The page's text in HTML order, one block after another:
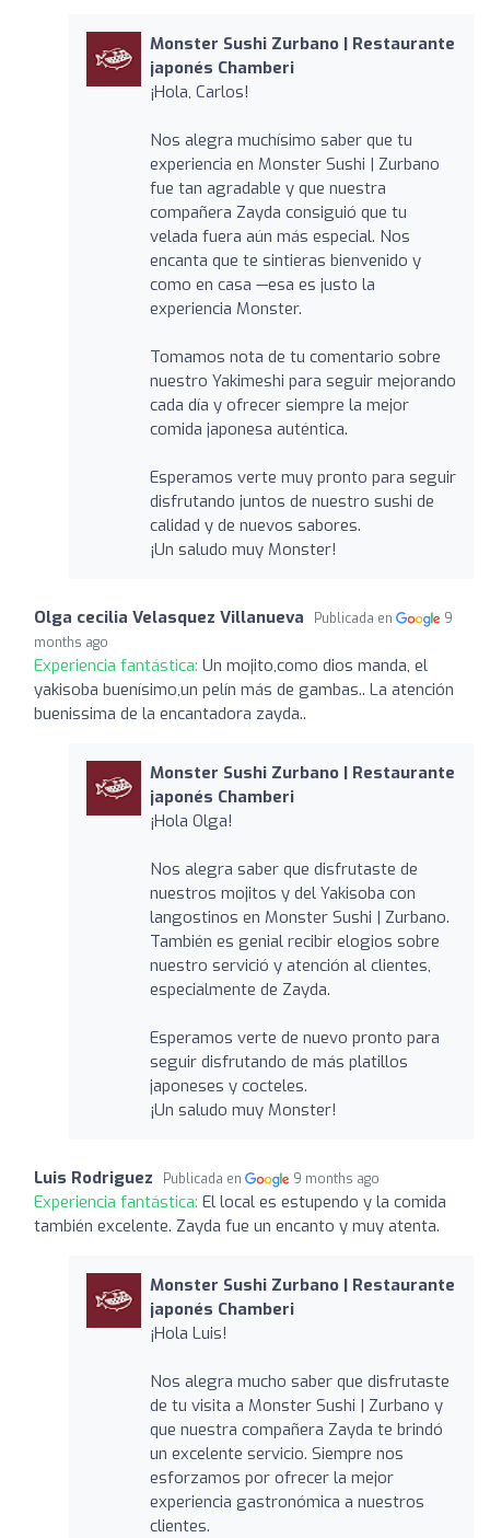
Monster Sushi Zurbano | Restaurante
japonés Chamberi
¡Hola, Carlos!
Nos alegra muchísimo saber que tu
experiencia en Monster Sushi | Zurbano
fue tan agradable y que nuestra
compañera Zayda consiguió que tu
velada fuera aún más especial. Nos
encanta que te sintieras bienvenido y
como en casa —esa es justo la
experiencia Monster.
Tomamos nota de tu comentario sobre
nuestro Yakimeshi para seguir mejorando
cada día y ofrecer siempre la mejor
comida japonesa auténtica.
Esperamos verte muy pronto para seguir
disfrutando juntos de nuestro sushi de
calidad y de nuevos sabores.
¡Un saludo muy Monster!
Olga cecilia Velasquez Villanueva Publicada en
9
months ago
Experiencia fantástica: Un mojito,como dios manda, el
yakisoba buenísimo,un pelín más de gambas.. La atención
buenissima de la encantadora zayda..
Monster Sushi Zurbano | Restaurante
japonés Chamberi
¡Hola Olga!
Nos alegra saber que disfrutaste de
nuestros mojitos y del Yakisoba con
langostinos en Monster Sushi | Zurbano.
También es genial recibir elogios sobre
nuestro servició y atención al clientes,
especialmente de Zayda.
Esperamos verte de nuevo pronto para
seguir disfrutando de más platillos
japoneses y cocteles.
¡Un saludo muy Monster!
Luis Rodriguez Publicada en 9 months ago
Experiencia fantástica: El local es estupendo y la comida
también excelente. Zayda fue un encanto y muy atenta.
Monster Sushi Zurbano | Restaurante
japonés Chamberi
¡Hola Luis!
Nos alegra mucho saber que disfrutaste
de tu visita a Monster Sushi | Zurbano y
que nuestra compañera Zayda te brindó
un excelente servicio. Siempre nos
esforzamos por ofrecer la mejor
experiencia gastronómica a nuestros
clientes.